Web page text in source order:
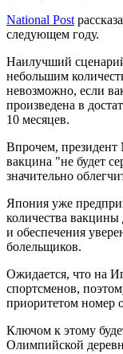
National Post
следующем году.
Наилучший
небольшим
невозможно, если
произведена в
10 месяцев.
Впрочем, президент
вакцина "не будет
значительно
Япония уже
количества
и обеспечения
болельщиков.
Ожидается, что на
спортсменов,
приоритетом номер
Ключом к этому
Олимпийской